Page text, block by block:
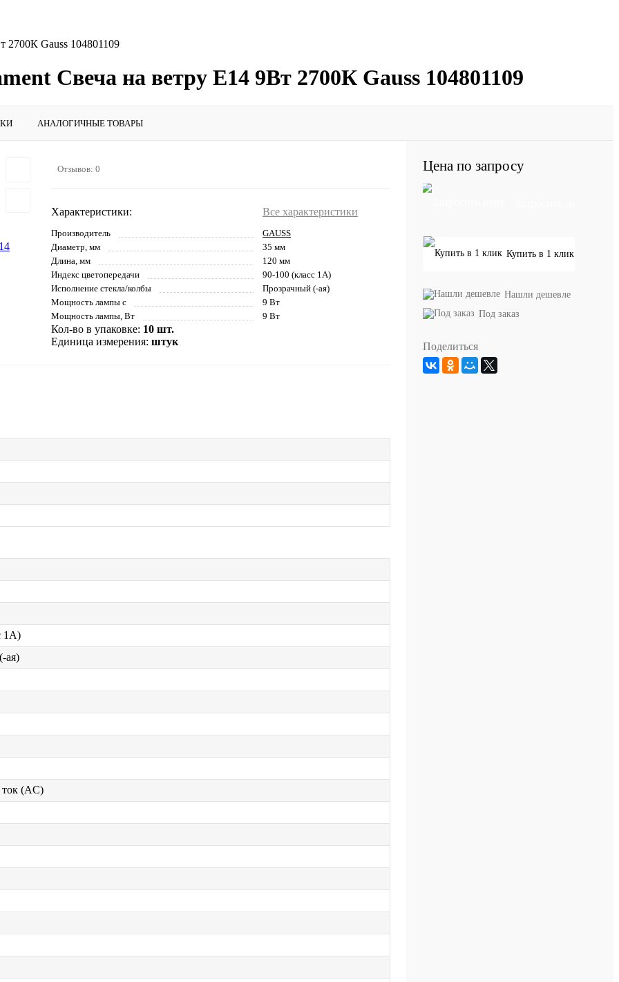
2700К Gauss 104801109
Свеча на ветру E14 9Вт 2700К Gauss 104801109
АНАЛОГИЧНЫЕ ТОВАРЫ
Отзывов: 0
Характеристики: Все характеристики
Производитель
GAUSS
Диаметр, мм
35 мм
Длина, мм
120 мм
Индекс цветопередачи
90-100 (класс 1А)
Исполнение стекла/колбы
Прозрачный (-ая)
Мощность лампы с
9 Вт
Мощность лампы, Вт
9 Вт
Кол-во в упаковке: 10 шт.
Единица измерения: штук
1А)
ая)
(AC)
Цена по запросу
Купить в 1 клик
Нашли дешевле
Под заказ
Поделиться